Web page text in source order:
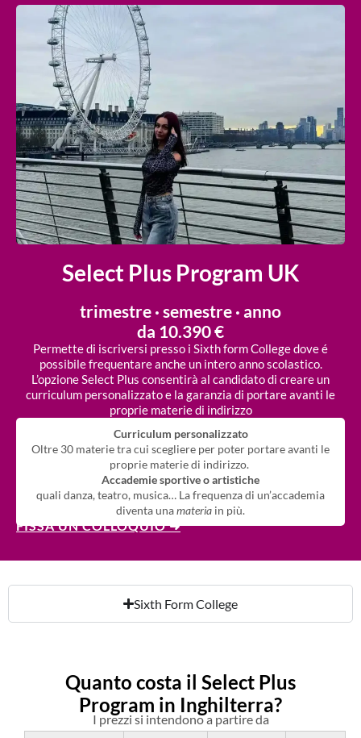
Select Plus Program UK
trimestre · semestre · anno
da 10.390 €
Permette di iscriversi presso i Sixth form College dove é
possibile frequentare anche un intero anno scolastico.
L’opzione Select Plus consentirà al candidato di creare un
curriculum personalizzato e la garanzia di portare avanti le
proprie materie di indirizzo
Curriculum personalizzato
Oltre 30 materie tra cui scegliere per poter portare avanti le
proprie materie di indirizzo.
Accademie sportive o artistiche
quali danza, teatro, musica… La frequenza di un’accademia
diventa unamateria in più.
FISSA UN COLLOQUIO ➜
Sixth Form College
Quanto costa il Select Plus
Program in Inghilterra?
I prezzi si intendono a partire da